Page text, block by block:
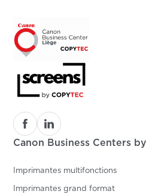
Canon Business Centers
Imprimantes multifonctions
Imprimantes grand format